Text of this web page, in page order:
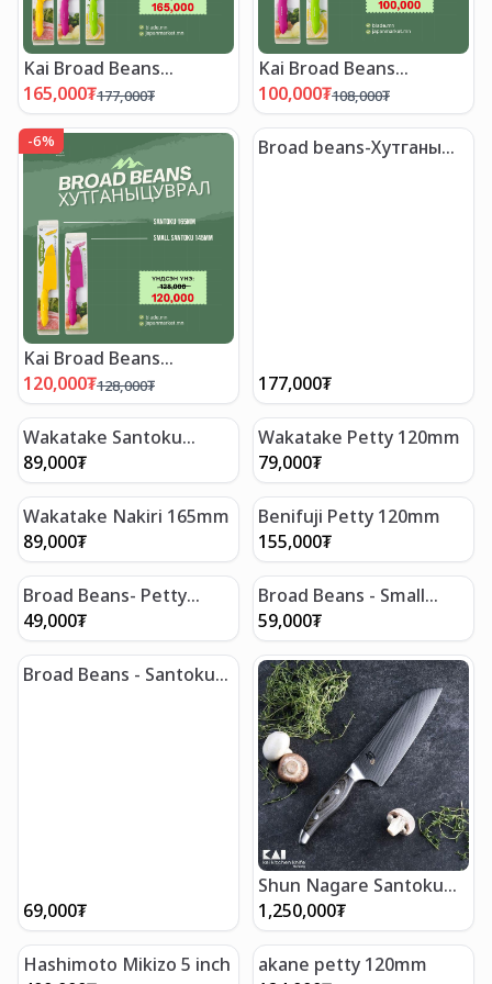
Kai Broad Beans
хутганы "ХЯМДРАЛТАЙ
БАГЦ-4"
165,000₮177,000₮
Kai Broad Beans
хутганы "ХЯМДРАЛТАЙ
БАГЦ-3"
100,000₮108,000₮
-6%
Kai Broad Beans
хутганы "ХЯМДРАЛТАЙ
БАГЦ-2"
120,000₮128,000₮
Broad beans-Хутганы
177,000₮
Wakatake Santoku
165mm
89,000₮
Wakatake Petty 120mm
79,000₮
Wakatake Nakiri 165mm
89,000₮
Benifuji Petty 120mm
155,000₮
Broad Beans- Petty
жижиг хутга 120мм
49,000₮
Broad Beans - Small
Santoku жижиг япон
заазуур 145мм
59,000₮
Broad Beans - Santoku
69,000₮
Shun Nagare Santoku
"7"
1,250,000₮
Hashimoto Mikizo 5 inch
akane petty 120mm